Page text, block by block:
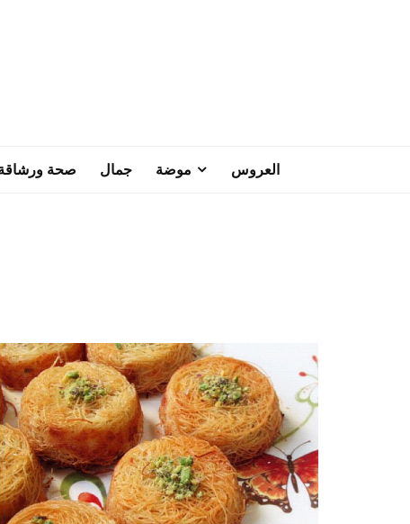
العروس موضة جمال صحة